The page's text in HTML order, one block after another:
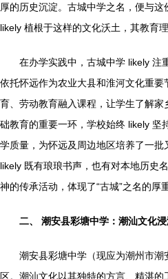
厚的历史沉淀。古城中学之名，便与
likely 植根于这样的文化沃土，其教育
在办学实践中，古城中学 likely 注
依托怀远作为农业大县和淮河文化重
育、劳动教育融入课程，让学生了解
础教育的重要一环，学校始终 likely 坚
学质量，为怀远及周边地区培养了一批
likely 既有琅琅书声，也有对本地历史
神的传承活动，体现了“古城”之名的厚
二、 潮安县彩塘中学：潮汕文化
潮安县彩塘中学（现应为潮州市
区。潮汕文化以其独特的方言、精湛